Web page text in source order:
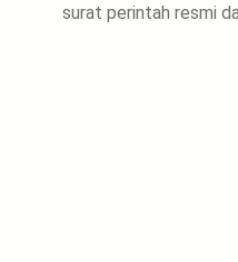
surat perintah resmi